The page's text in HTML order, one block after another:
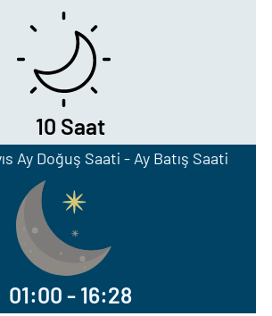
10 Saat
Ay Doğuş Saati - Ay Batış Saati
01:00 - 16:28